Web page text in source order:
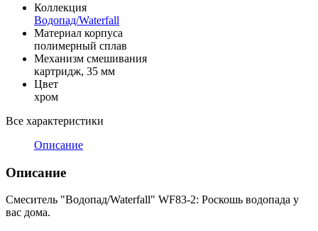
Коллекция
Водопад/Waterfall
Материал корпуса
полимерный сплав
Механизм смешивания
картридж, 35 мм
Цвет
хром
Все характеристики
Описание
Описание
Смеситель "Водопад/Waterfall" WF83-2: Роскошь водопада у
вас дома.